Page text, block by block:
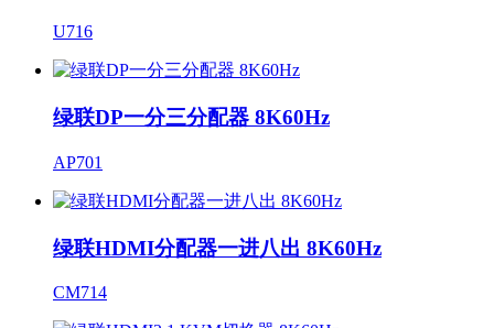
U716
绿联DP一分三分配器 8K60Hz
AP701
绿联HDMI分配器一进八出 8K60Hz
CM714